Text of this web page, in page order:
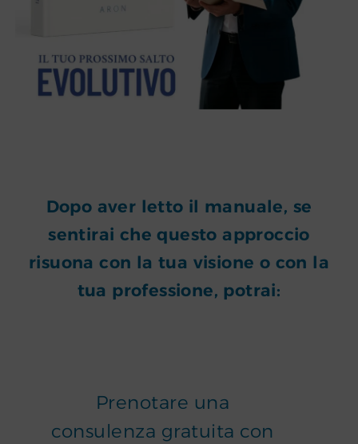
Dopo aver letto il manuale, se
sentirai che questo approccio
risuona con la tua visione o con la
tua professione, potrai:
Prenotare una
consulenza gratuita con